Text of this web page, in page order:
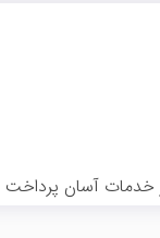
آسان پرداخت